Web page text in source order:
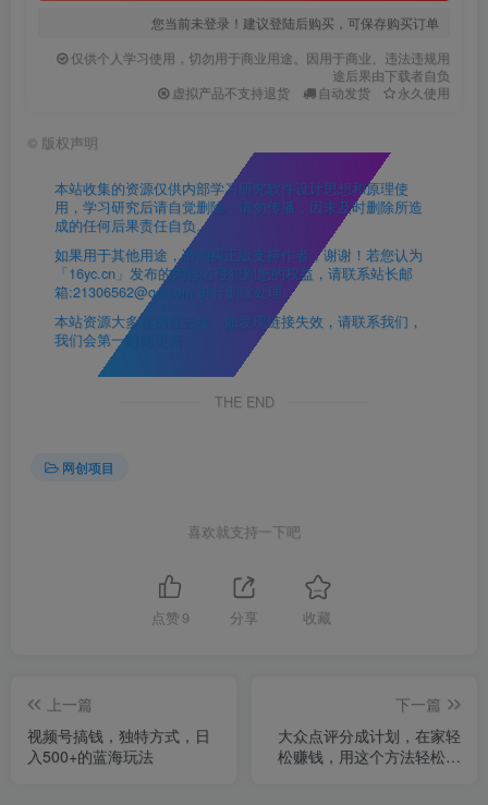
您当前未登录！建议登陆后购买，可保存购买订单
仅供个人学习使用，切勿用于商业用途。因用于商业、违法违规用
途后果由下载者自负
虚拟产品不支持退货
自动发货 永久使用
© 版权声明
本站收集的资源仅供内部学习研究软件设计思想和原理使
用，学习研究后请自觉删除，请勿传播，因未及时删除所造
成的任何后果责任自负。
如果用于其他用途，请购买正版支持作者，谢谢！若您认为
「16yc.cn」发布的内容若侵犯到您的权益，请联系站长邮
箱:21306562@qq.com 进行删除处理。
本站资源大多存储在云盘，如发现链接失效，请联系我们，
我们会第一时间更新。
THE END
网创项目
喜欢就支持一下吧
点赞 9 分享 收藏
上一篇
视频号搞钱，独特方式，日
入500+的蓝海玩法
下一篇
大众点评分成计划，在家轻
松赚钱，用这个方法轻松制